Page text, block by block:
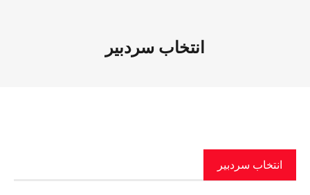
انتخاب سردبیر
انتخاب سردبیر